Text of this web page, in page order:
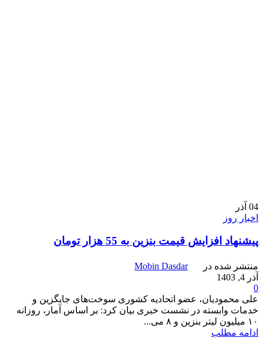
04 آذر
اخبار روز
پیشنهاد افزایش قیمت بنزین به 55 هزار تومان
منتشر شده در
Mobin Dasdar
آذر 4, 1403
0
علی محمودیان، عضو اتحادیه کشوری سوخت‌های جایگزین و
خدمات وابسته در نشست خبری بیان کرد: بر اساس آمار، روزانه
۱۰ میلیون لیتر بنزین و ۸ می...
ادامه مطلب